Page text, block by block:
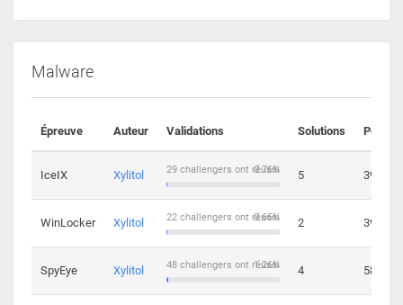
Malware
Épreuve Auteur Validations Solutions Points
IceIX Xylitol 0.76%
29 challengers ont réussi 5 39
WinLocker Xylitol 0.65%
22 challengers ont réussi 2 39
SpyEye Xylitol 1.26%
48 challengers ont réussi 4 58